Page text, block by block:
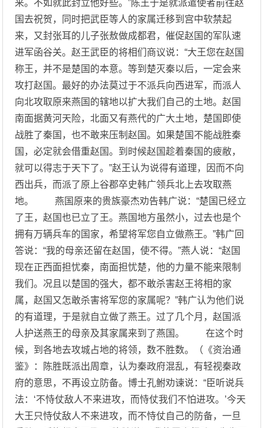
来。不如就此封立他好些。”陈王于是就派遣使者前往赵
国去祝贺，同时把武臣等人的家属迁移到宫中软禁起
来，又封张耳的儿子张敖做成都君，催促赵国的军队速
进军函谷关。赵王武臣的将相们商议说：“大王您在赵国
称王，并不是楚国的本意。等到楚灭秦以后，一定会来
攻打赵国。最好的办法莫过于不派兵向西进军，而派人
向北攻取原来燕国的辖地以扩大我们自己的土地。赵国
南面据黄河天险，北面又有燕代的广大土地，楚国即使
战胜了秦国，也不敢来压制赵国。如果楚国不能战胜秦
国，必定就会借重赵国。到时候赵国趁着秦国的疲敝，
就可以得志于天下了。”赵王认为说得有道理，因而不向
西出兵，而派了原上谷郡卒史韩广领兵北上去攻取燕
地。 燕国原来的贵族豪杰劝告韩广说：“楚国已经立
了王，赵国也已立了王。燕国地方虽然小，过去也是个
拥有万辆兵车的国家，希望将军您自立做燕王。”韩广回
答说：“我的母亲还留在赵国，使不得。”燕人说：“赵国
现在正西面担忧秦，南面担忧楚，他的力量不能来限制
我们。况且以楚国的强大，都不敢杀害赵王将相的家
属，赵国又怎敢杀害将军您的家属呢？”韩广认为他们说
的有道理，于是就自立做了燕王。过了几个月，赵国派
人护送燕王的母亲及其家属来到了燕国。 在这个时
候，到各地去攻城占地的将领，数不胜数。（《资治通
鉴》：陈胜既派出周章，认为秦政府混乱，有轻视秦政
府的意思，不再设立防备。博士孔鲋劝谏说：“臣听说兵
法：‘不恃仗敌人不来进攻，而恃仗我们不怕进攻。’今天
大王只恃仗敌人不来进攻，而不恃仗自己的防备，一旦